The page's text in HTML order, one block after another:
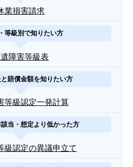
業損害請求
等級別で知りたい方
障害等級表
賠償金額を知りたい方
等級認定一発計算
当・想定より低かった方
級認定の異議申立て